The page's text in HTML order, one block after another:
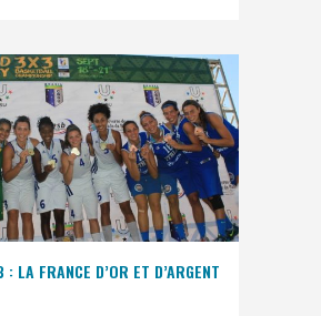
LA FRANCE D’OR ET D’ARGENT